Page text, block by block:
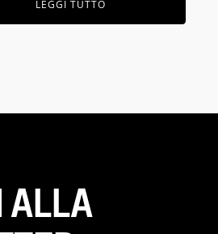
LEGGI TUTTO
ALLA